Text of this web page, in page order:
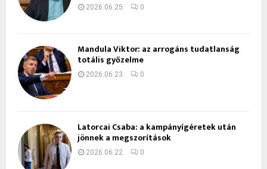
2026.06.25. 0
Mandula Viktor: az arrogáns tudatlanság
totális győzelme
2026.06.23. 0
Latorcai Csaba: a kampányígéretek után
jönnek a megszorítások
2026.06.22. 0